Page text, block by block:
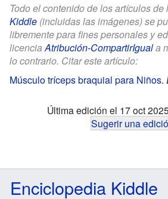
Todo el contenido de los artículos de
Kiddle (incluidas las imágenes) se
libremente para fines personales y
licenciaAtribución-CompartirIguala
lo contrario. Citar este artículo:
Músculo tríceps braquial para Niños.
Última edición el 17 oct
Sugerir una
Enciclopedia Kiddle